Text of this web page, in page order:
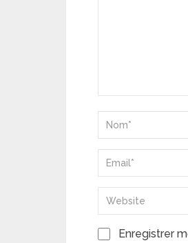
Enregistrer